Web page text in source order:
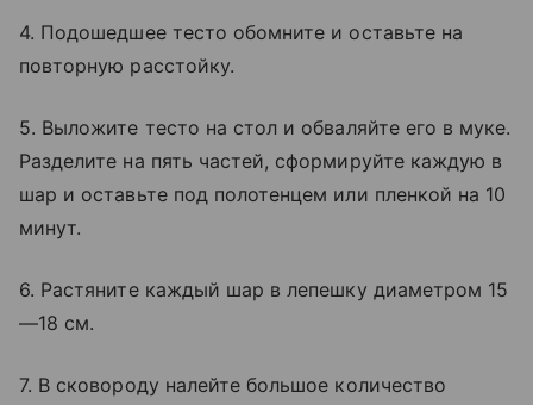
4. Подошедшее тесто обомните и оставьте на
повторную расстойку.
5. Выложите тесто на стол и обваляйте его в муке.
Разделите на пять частей, сформируйте каждую в
шар и оставьте под полотенцем или пленкой на 10
минут.
6. Растяните каждый шар в лепешку диаметром 15
—18 см.
7. В сковороду налейте большое количество